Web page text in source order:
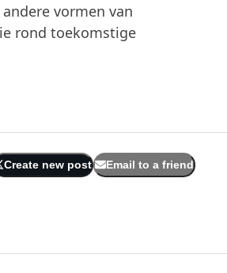
vormen van
rond toekomstige
Create new post Email to a friend